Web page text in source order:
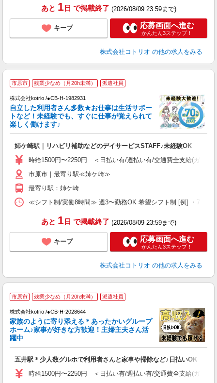
あと 1日 で掲載終了 (2026/08/09 23:59まで)
キープ 応募画面へ進む
かんたん3ステップ！
株式会社コトリオ の他の求人をみる
市原市 残業少なめ（月20h未満） 派遣社員
株式会社kotrio /●CB-H-1982931
自立した利用者さん多数★お仕事は生活サポー
トなど！未経験でも、すぐに仕事が覚えられて
楽しく働けます♪
姉ケ崎駅｜リハビリ補助などのデイサービスSTAFF♪未経験OK
時給1500円〜2250円 ＜日払い有/週払い有/交通費全支給(ガソリ
市原市｜最寄り駅≪姉ケ崎≫
最寄り駅：姉ケ崎
≪シフト制/実働8時間≫ 週3〜勤務OK 希望シフト制 [例] ・7:30
あと 1日 で掲載終了 (2026/08/09 23:59まで)
キープ 応募画面へ進む
かんたん3ステップ！
株式会社コトリオ の他の求人をみる
市原市 残業少なめ（月20h未満） 派遣社員
株式会社kotrio /●CB-H-2028644
家族のように寄り添える＊あったかいグループ
ホーム♪家事が好きな方歓迎！主婦主夫さん活
躍中
五井駅＊少人数グルホで利用者さんと家事や掃除など♪日払いOK
時給1500円〜2250円 ＜日払い有/週払い有/交通費全支給(ガソリ